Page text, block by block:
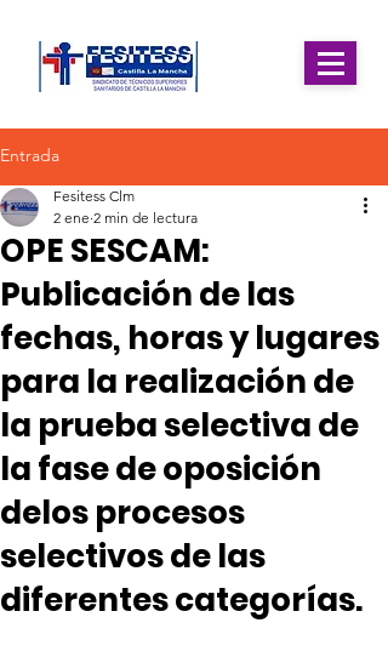
Entrada
OPE SESCAM:
Publicación de las
fechas, horas y lugares
para la realización de
la prueba selectiva de
la fase de oposición
delos procesos
selectivos de las
diferentes categorías.
Fesitess Clm
2 ene 2 min de lectura